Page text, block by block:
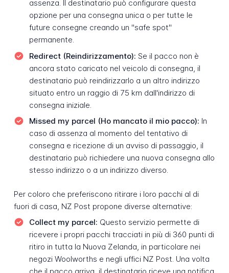
assenza. Il destinatario può configurare questa
opzione per una consegna unica o per tutte le
future consegne creando un "safe spot"
permanente.
Redirect (Reindirizzamento): Se il pacco non è
ancora stato caricato nel veicolo di consegna, il
destinatario può reindirizzarlo a un altro indirizzo
situato entro un raggio di 75 km dall'indirizzo di
consegna iniziale.
Missed my parcel (Ho mancato il mio pacco): In
caso di assenza al momento del tentativo di
consegna e ricezione di un avviso di passaggio, il
destinatario può richiedere una nuova consegna allo
stesso indirizzo o a un indirizzo diverso.
Per coloro che preferiscono ritirare i loro pacchi al di
fuori di casa, NZ Post propone diverse alternative:
Collect my parcel: Questo servizio permette di
ricevere i propri pacchi tracciati in più di 360 punti di
ritiro in tutta la Nuova Zelanda, in particolare nei
negozi Woolworths e negli uffici NZ Post. Una volta